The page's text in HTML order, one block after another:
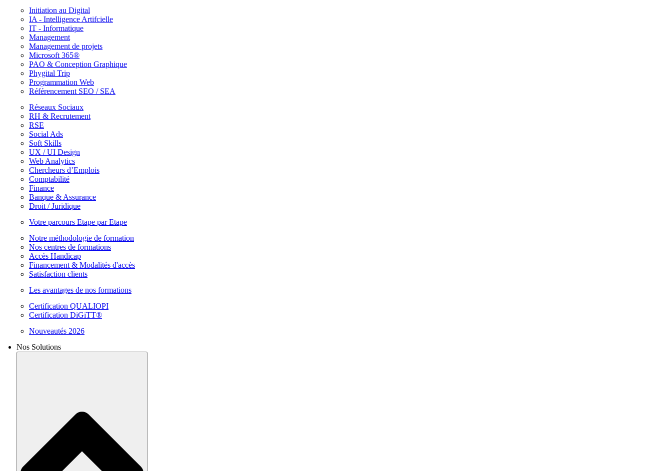
Initiation au Digital
IA - Intelligence Artifcielle
IT - Informatique
Management
Management de projets
Microsoft 365®
PAO & Conception Graphique
Phygital Trip
Programmation Web
Référencement SEO / SEA
Réseaux Sociaux
RH & Recrutement
RSE
Social Ads
Soft Skills
UX / UI Design
Web Analytics
Chercheurs d’Emplois
Comptabilité
Finance
Banque & Assurance
Droit / Juridique
Votre parcours Etape par Etape
Notre méthodologie de formation
Nos centres de formations
Accès Handicap
Financement & Modalités d'accès
Satisfaction clients
Les avantages de nos formations
Certification QUALIOPI
Certification DiGiTT®
Nouveautés 2026
Nos Solutions